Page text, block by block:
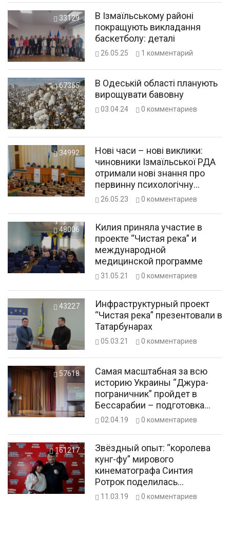
33129
В Ізмаїльському районі
покращують викладання
баскетболу: деталі
26.05.25 1 комментарий
67365
В Одеській області планують
вирощувати бавовну
03.04.24 0 комментариев
34992
Нові часи – нові виклики:
чиновники Ізмаїльської РДА
отримали нові знання про
первинну психологічну
допомогу травмованим
26.05.23 0 комментариев
48006
Килия приняла участие в
проекте “Чистая река” и
международной
медицинской программе
31.05.21 0 комментариев
43227
Инфраструктурный проект
“Чистая река” презентовали в
Татарбунарах
05.03.21 0 комментариев
57618
Самая масштабная за всю
историю Украины “Джура-
пограничник” пройдет в
Бессарабии – подготовка
уже началась
02.04.19 0 комментариев
161217
Звёздный опыт: “королева
кунг-фу” мирового
кинематографа Синтия
Ротрок поделилась
мастерством со
11.03.19 0 комментариев